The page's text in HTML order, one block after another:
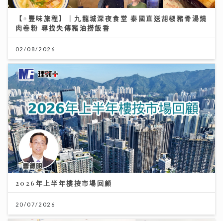
【#豐味旅程】｜九龍城深夜食堂 泰國直送胡椒豬骨湯燒
肉卷粉 尋找失傳豬油撈飯香
02/08/2026
2026年上半年樓按市場回顧
20/07/2026